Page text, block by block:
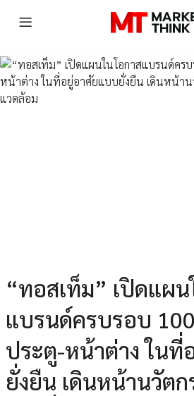
“ทอสเท็ม” เปิดแผน
แบรนด์ครบรอบ
ประตู-หน้าต่าง ใน
ยั่งยืน เดินหน้านวัตก